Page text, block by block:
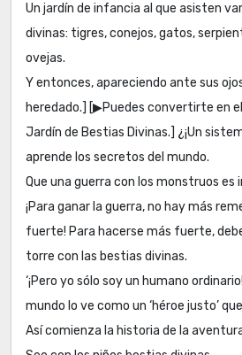
Un jardín de infancia al que asisten
divinas: tigres, conejos, gatos,
ovejas.
Y entonces, apareciendo ante sus
heredado.] [▶Puedes convertirte en
Jardín de Bestias Divinas.] ¿¡Un
aprende los secretos del mundo.
Que una guerra con los monstruos es
¡Para ganar la guerra, no hay más
fuerte! Para hacerse más fuerte,
torre con las bestias divinas.
‘¡Pero yo sólo soy un humano
mundo lo ve como un ‘héroe justo’
Así comienza la historia de la